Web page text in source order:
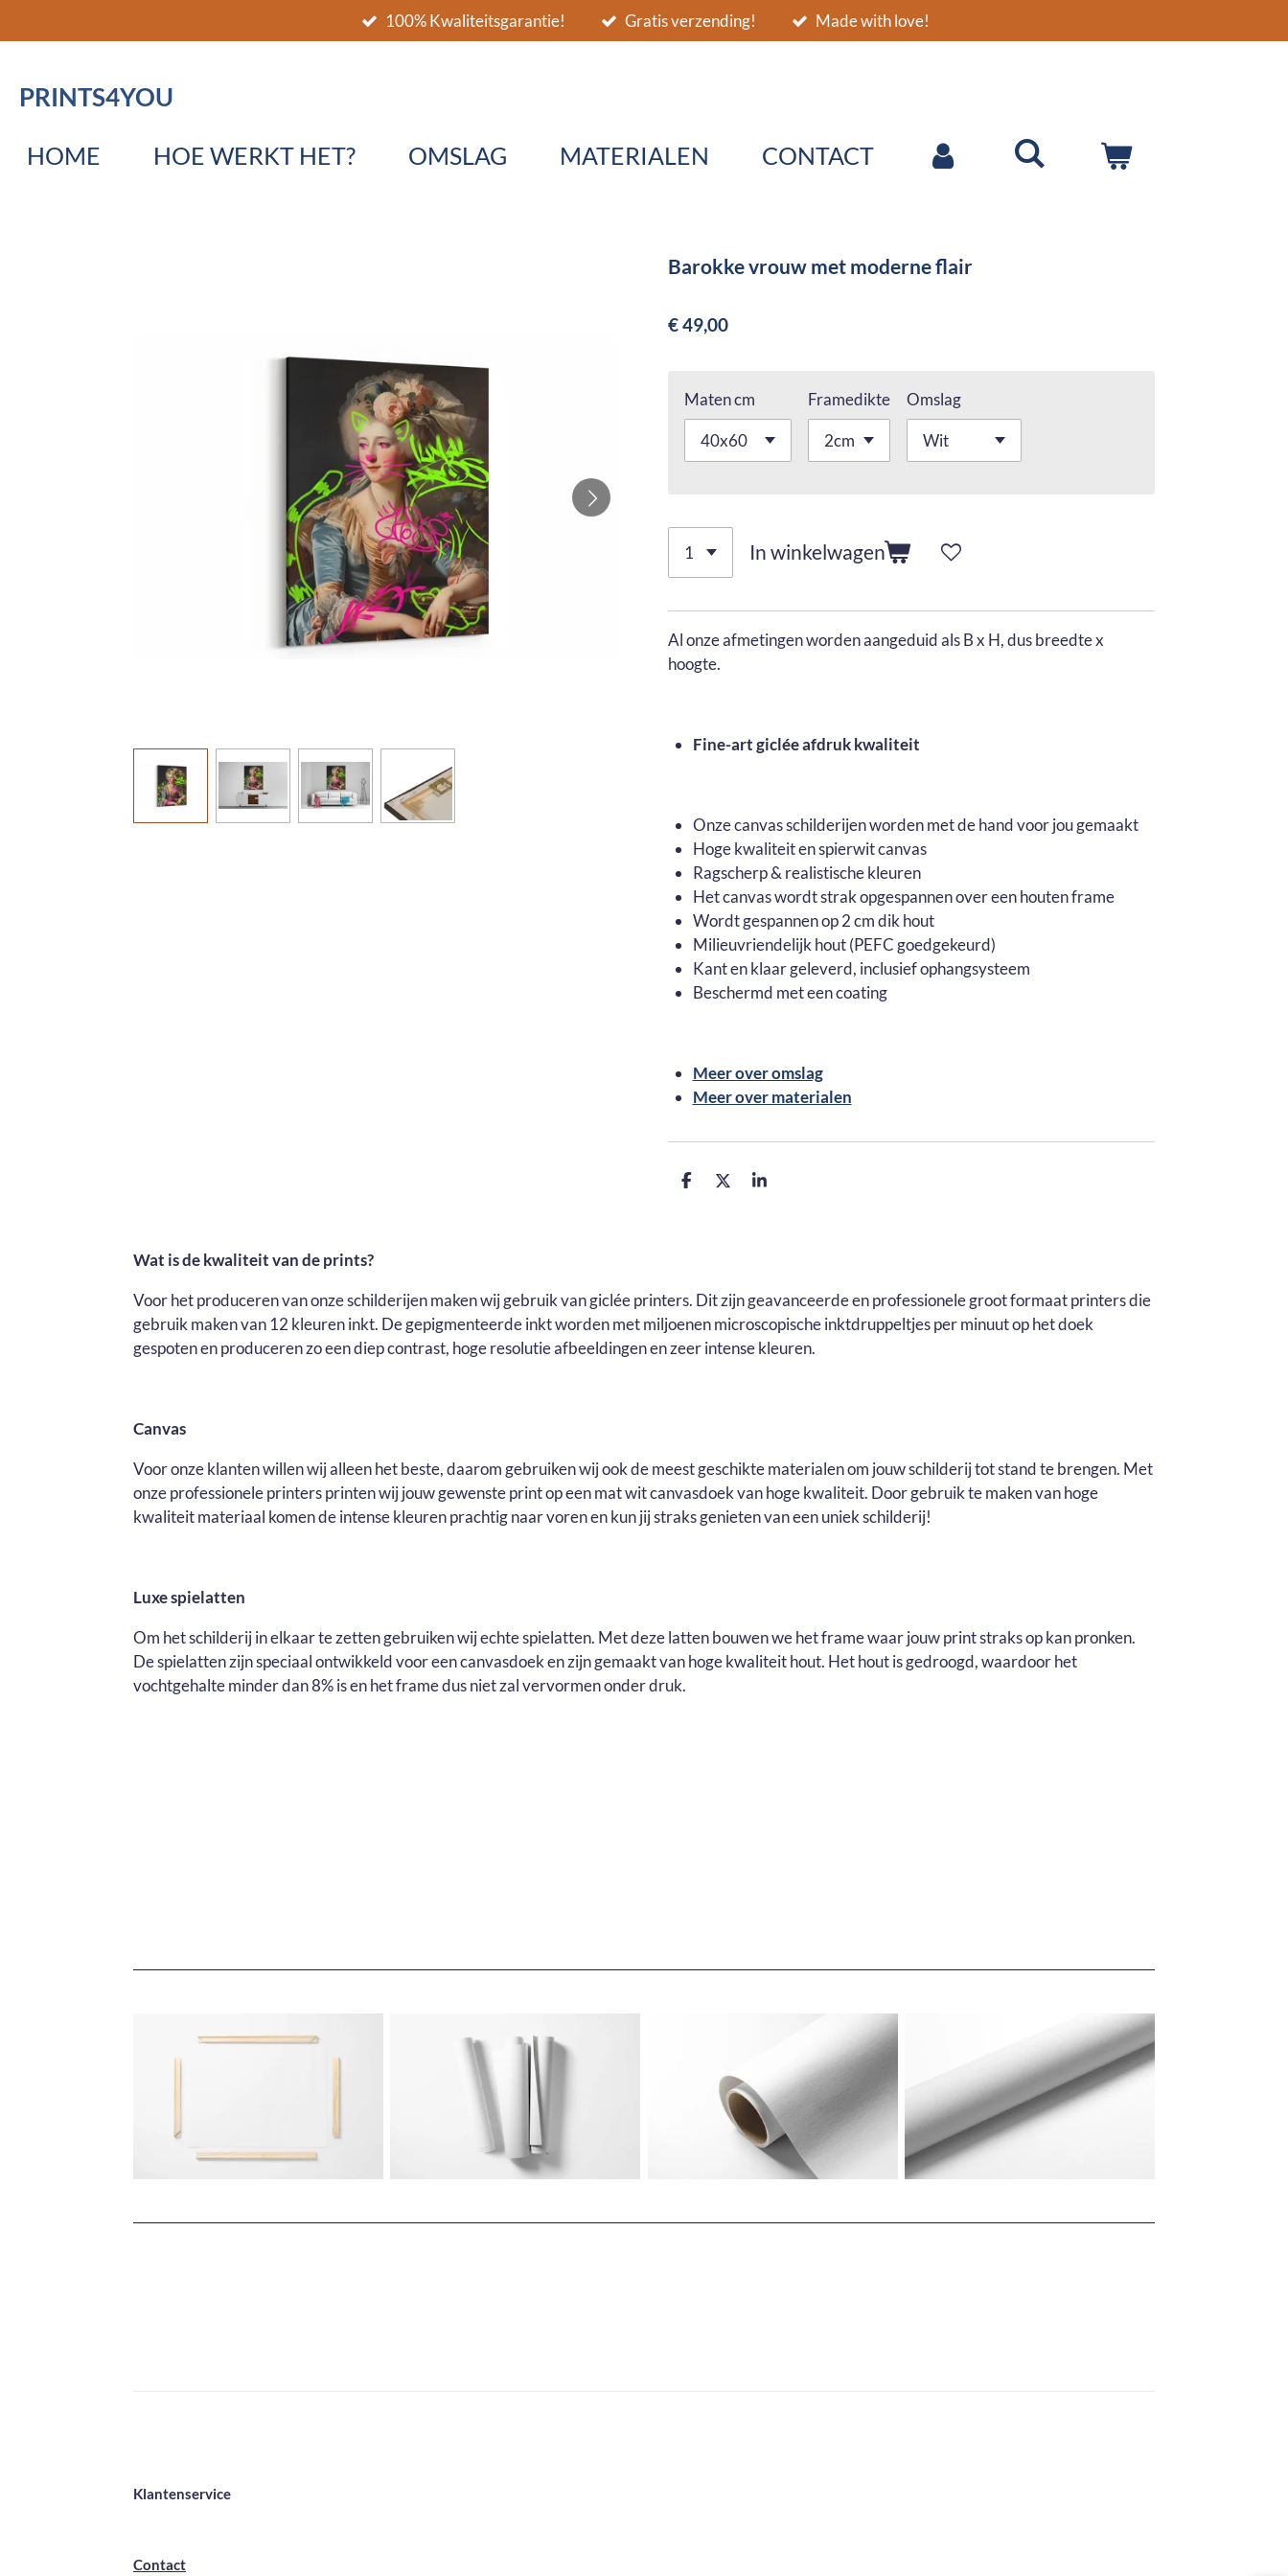
direct
de
100% Kwaliteitsgarantie! Gratis verzending! Made with love!
PRINTS4YOU
HOME HOE WERKT HET? OMSLAG MATERIALEN CONTACT
Barokke vrouw met moderne flair
€ 49,00
Maten cm Framedikte Omslag
In winkelwagen
Al onze afmetingen worden aangeduid als B x H, dus breedte x
hoogte.
Fine-art giclée afdruk kwaliteit
Onze canvas schilderijen worden met de hand voor jou gemaakt
Hoge kwaliteit en spierwit canvas
Ragscherp & realistische kleuren
Het canvas wordt strak opgespannen over een houten frame
Wordt gespannen op 2 cm dik hout
Milieuvriendelijk hout (PEFC goedgekeurd)
Kant en klaar geleverd, inclusief ophangsysteem
Beschermd met een coating
Meer over omslag
Meer over materialen
D
D
S
Wat is de kwaliteit van de prints?
Voor het produceren van onze schilderijen maken wij gebruik van giclée printers. Dit zijn geavanceerde en professionele groot formaat printers die
gebruik maken van 12 kleuren inkt. De gepigmenteerde inkt worden met miljoenen microscopische inktdruppeltjes per minuut op het doek
gespoten en produceren zo een diep contrast, hoge resolutie afbeeldingen en zeer intense kleuren.
Canvas
Voor onze klanten willen wij alleen het beste, daarom gebruiken wij ook de meest geschikte materialen om jouw schilderij tot stand te brengen. Met
onze professionele printers printen wij jouw gewenste print op een mat wit canvasdoek van hoge kwaliteit. Door gebruik te maken van hoge
kwaliteit materiaal komen de intense kleuren prachtig naar voren en kun jij straks genieten van een uniek schilderij!
Luxe spielatten
Om het schilderij in elkaar te zetten gebruiken wij echte spielatten. Met deze latten bouwen we het frame waar jouw print straks op kan pronken.
De spielatten zijn speciaal ontwikkeld voor een canvasdoek en zijn gemaakt van hoge kwaliteit hout. Het hout is gedroogd, waardoor het
vochtgehalte minder dan 8% is en het frame dus niet zal vervormen onder druk.
Klantenservice
Contact